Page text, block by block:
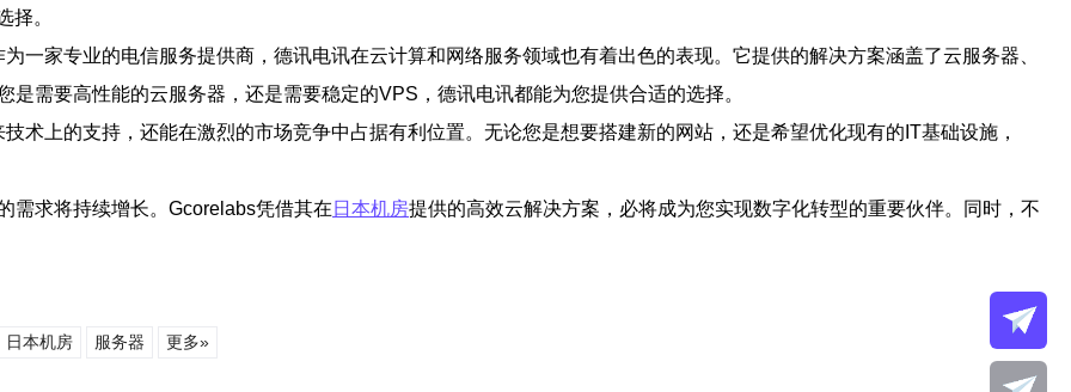
择。
一家专业的电信服务提供商，德讯电讯在云计算和网络服务领域也有着出色的表现。它提供的解决方案涵盖了云服务器、
需要高性能的云服务器，还是需要稳定的VPS，德讯电讯都能为您提供合适的选择。
术上的支持，还能在激烈的市场竞争中占据有利位置。无论您是想要搭建新的网站，还是希望优化现有的IT基础设施，
需求将持续增长。Gcorelabs凭借其在 日本机房提供的高效云解决方案，必将成为您实现数字化转型的重要伙伴。同时，不
日本机房 服务器 更多»